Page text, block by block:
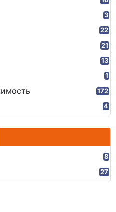
3
22
21
13
1
172
4
8
27